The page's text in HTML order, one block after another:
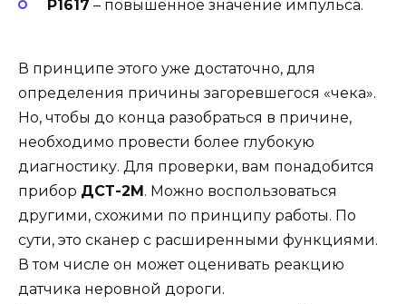
Р1617 – повышенное значение импульса.
В принципе этого уже достаточно, для
определения причины загоревшегося «чека».
Но, чтобы до конца разобраться в причине,
необходимо провести более глубокую
диагностику. Для проверки, вам понадобится
прибор ДСТ-2М . Можно воспользоваться
другими, схожими по принципу работы. По
сути, это сканер с расширенными функциями.
В том числе он может оценивать реакцию
датчика неровной дороги.